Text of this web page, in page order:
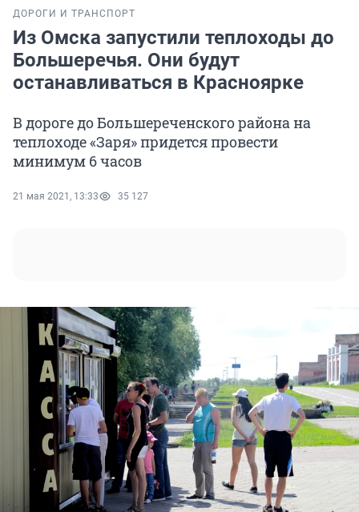
ДОРОГИ И ТРАНСПОРТ
Из Омска запустили теплоходы до
Большеречья. Они будут
останавливаться в Красноярке
В дороге до Большереченского района на
теплоходе «Заря» придется провести
минимум 6 часов
21 мая 2021, 13:33 35 127